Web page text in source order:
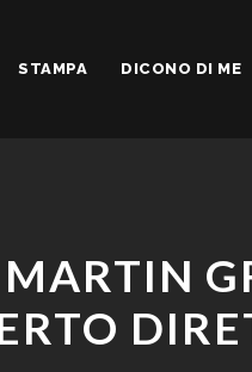
STAMPA DICONO DI ME